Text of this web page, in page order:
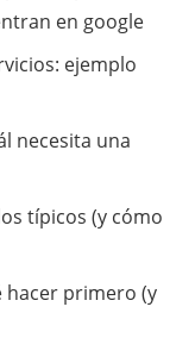
en google
ejemplo
necesita una
típicos (y cómo
hacer primero (y